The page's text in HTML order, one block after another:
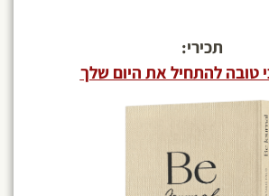
תכירי:
טובה להתחיל את היום שלך